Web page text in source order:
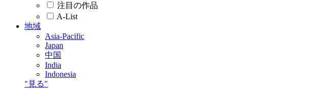
注目の作品
A-List
地域
Asia-Pacific
Japan
中国
India
Indonesia
"見る"